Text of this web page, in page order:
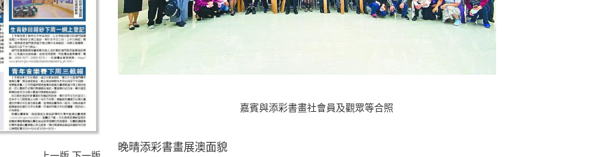
嘉賓與添彩書畫社會員及觀眾等合照
晚晴添彩書畫展澳面貌